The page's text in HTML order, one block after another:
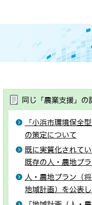
同じ「農業支援」の
「小浜市環境保全
の策定について
既に実質化されて
既存の人・農地プ
人・農地プラン（
地域計画）を公表